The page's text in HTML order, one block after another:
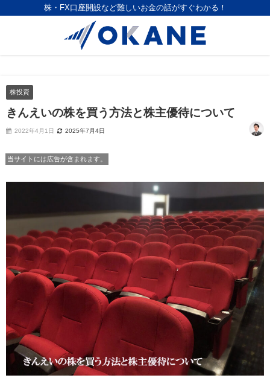
株・FX口座開設など難しいお金の話がすぐわかる！
株投資
きんえいの株を買う方法と株主優待について
2022年4月1日 2025年7月4日
当サイトには広告が含まれます。